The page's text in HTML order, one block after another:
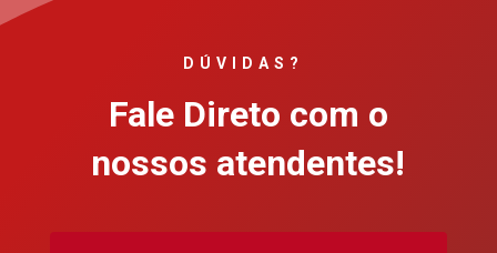
DÚVIDAS?
Fale Direto com o
nossos atendentes!